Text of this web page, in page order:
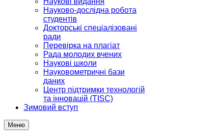
Науково-дослідна робота
студентів
Докторські спеціалізовані
ради
Перевірка на плагіат
Рада молодих вчених
Наукові школи
Науковометричні бази
даних
Центр підтримки технологій
та інновацій (TISC)
Зимовий вступ
Меню